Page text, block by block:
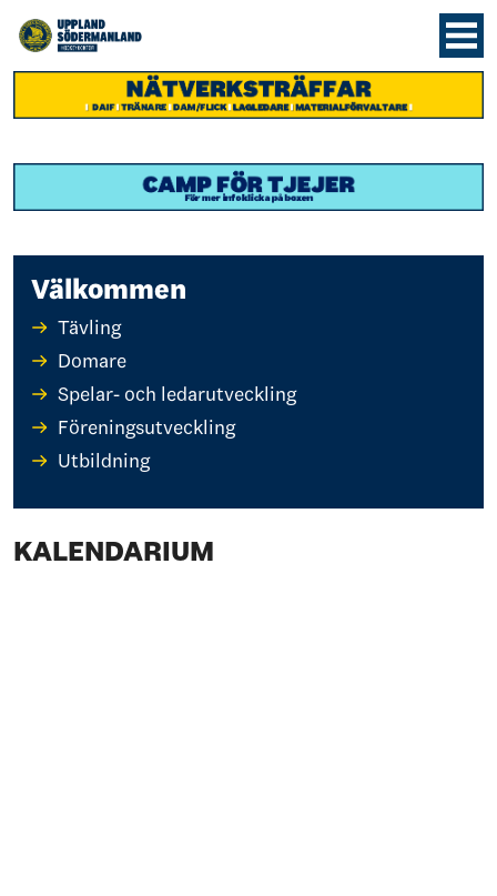
Välkommen
Tävling
Domare
Spelar- och ledarutveckling
Föreningsutveckling
Utbildning
KALENDARIUM